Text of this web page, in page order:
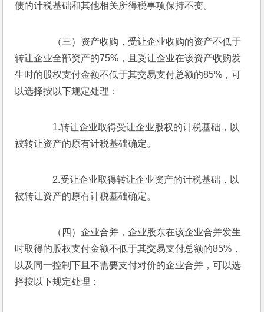
债的计税基础和其他相关所得税事项保持不变。
（三）资产收购，受让企业收购的资产不低于
转让企业全部资产的75%，且受让企业在该资产收购发
生时的股权支付金额不低于其交易支付总额的85%，可
以选择按以下规定处理：
1.转让企业取得受让企业股权的计税基础，以
被转让资产的原有计税基础确定。
2.受让企业取得转让企业资产的计税基础，以
被转让资产的原有计税基础确定。
（四）企业合并，企业股东在该企业合并发生
时取得的股权支付金额不低于其交易支付总额的85%，
以及同一控制下且不需要支付对价的企业合并，可以选
择按以下规定处理：